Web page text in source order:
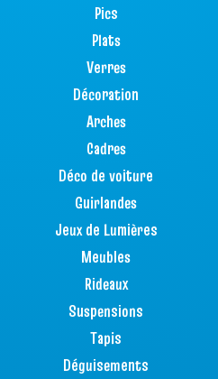
Pics
Plats
Verres
Décoration
Arches
Cadres
Déco de voiture
Guirlandes
Jeux de Lumières
Meubles
Rideaux
Suspensions
Tapis
Déguisements